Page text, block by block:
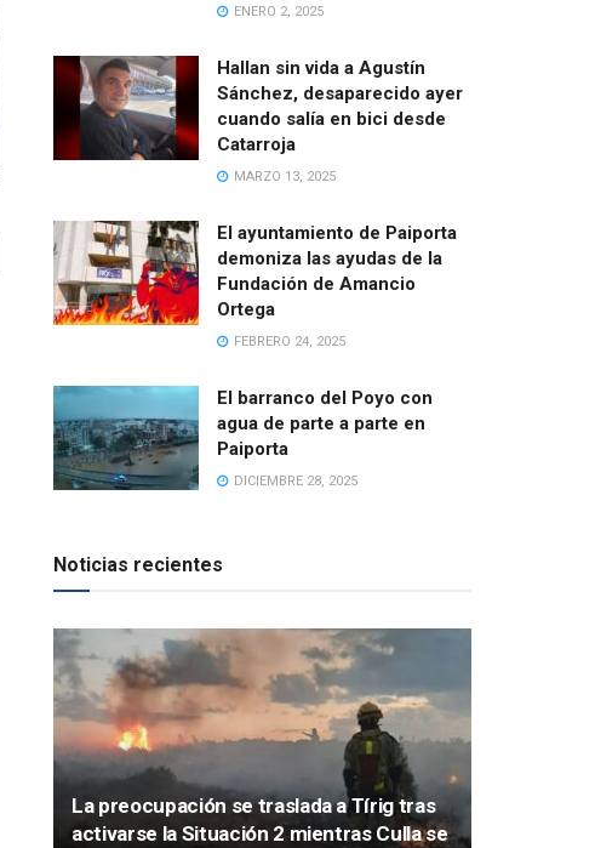
ENERO 2, 2025
Hallan sin vida a Agustín
Sánchez, desaparecido ayer
cuando salía en bici desde
Catarroja
MARZO 13, 2025
El ayuntamiento de Paiporta
demoniza las ayudas de la
Fundación de Amancio
Ortega
FEBRERO 24, 2025
El barranco del Poyo con
agua de parte a parte en
Paiporta
DICIEMBRE 28, 2025
Noticias recientes
La preocupación se traslada a Tírig tras
activarse la Situación 2 mientras Culla se